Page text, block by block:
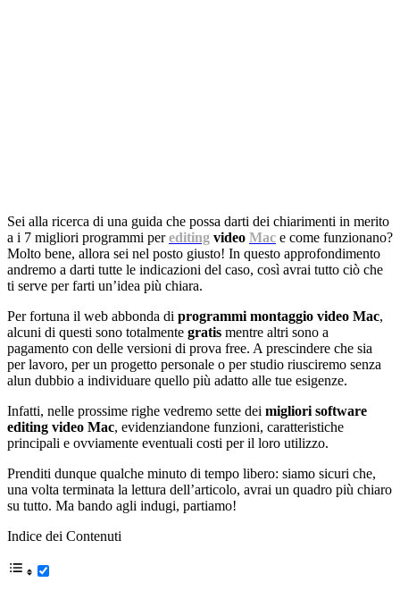
Sei alla ricerca di una guida che possa darti dei chiarimenti in merito
a i 7 migliori programmi perediting video Mac e come funzionano?
Molto bene, allora sei nel posto giusto! In questo approfondimento
andremo a darti tutte le indicazioni del caso, così avrai tutto ciò che
ti serve per farti un’idea più chiara.
Per fortuna il web abbonda di programmi montaggio video Mac,
alcuni di questi sono totalmente gratis mentre altri sono a
pagamento con delle versioni di prova free. A prescindere che sia
per lavoro, per un progetto personale o per studio riusciremo senza
alun dubbio a individuare quello più adatto alle tue esigenze.
Infatti, nelle prossime righe vedremo sette dei migliori software
editing video Mac, evidenziandone funzioni, caratteristiche
principali e ovviamente eventuali costi per il loro utilizzo.
Prenditi dunque qualche minuto di tempo libero: siamo sicuri che,
una volta terminata la lettura dell’articolo, avrai un quadro più chiaro
su tutto. Ma bando agli indugi, partiamo!
Indice dei Contenuti